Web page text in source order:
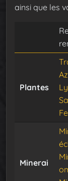
ainsi que les
Plantes
Minerai